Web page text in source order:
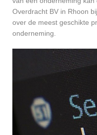
Overdracht BV in Rhoon
over de meest geschikte
onderneming.